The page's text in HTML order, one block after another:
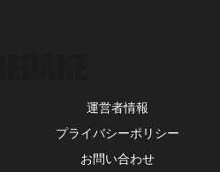
運営者情報
プライバシーポリシー
お問い合わせ